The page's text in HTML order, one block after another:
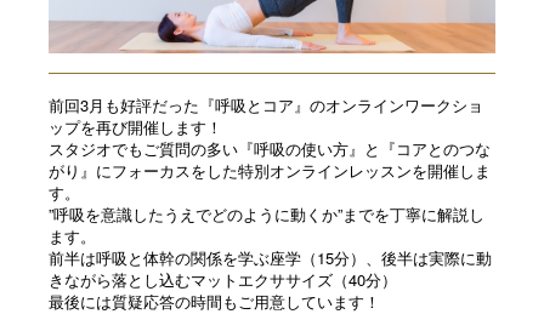
前回3月も好評だった『呼吸とコア』のオンラインワークショ
ップを再び開催します！
スタジオでもご質問の多い『呼吸の使い方』と『コアとのつな
がり』 にフォーカスをした特別オンラインレッスンを開催しま
す。
”呼吸を意識したうえでどのように動くか”までを丁寧に解説し
ます。
前半は呼吸と体幹の関係を学ぶ座学（15分）、後半は実際に動
きながら落とし込むマットエクササイズ（40分）
最後には質疑応答の時間もご用意しています！